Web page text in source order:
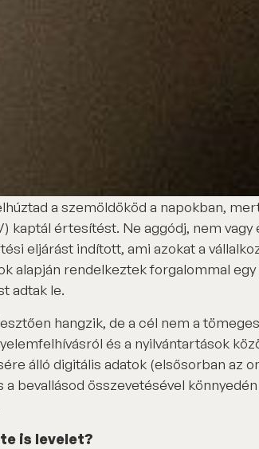
a szemöldököd a napokban,
kaptál értesítést. Ne aggódj, nem vagy
eljárást indított, ami azokat a
alapján rendelkeztek forgalommal
adtak le.
hangzik, de a cél nem a
és a nyilvántartások
álló digitális adatok (elsősorban az
a bevallásod összevetésével
is levelet?